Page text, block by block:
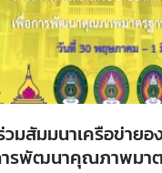
มสัมมนาเครือข่ายอ
ารพัฒนาคุณภาพมา